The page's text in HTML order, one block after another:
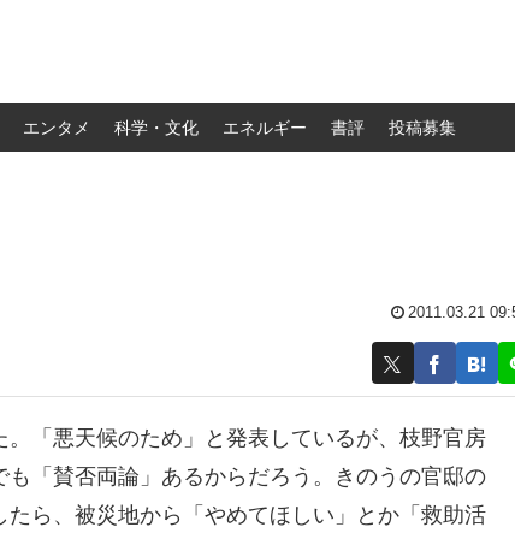
エンタメ 科学・文化 エネルギー 書評 投稿募集
2011.03.21
「悪天候のため」と発表しているが、枝野官房
「賛否両論」あるからだろう。きのうの官邸の
ら、被災地から「やめてほしい」とか「救助活